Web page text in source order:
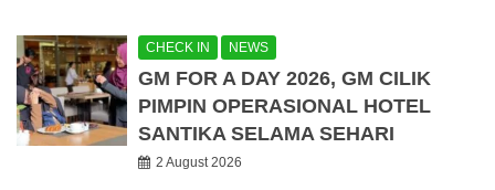
CHECK IN NEWS
GM FOR A DAY 2026, GM CILIK
PIMPIN OPERASIONAL HOTEL
SANTIKA SELAMA SEHARI
2 August 2026